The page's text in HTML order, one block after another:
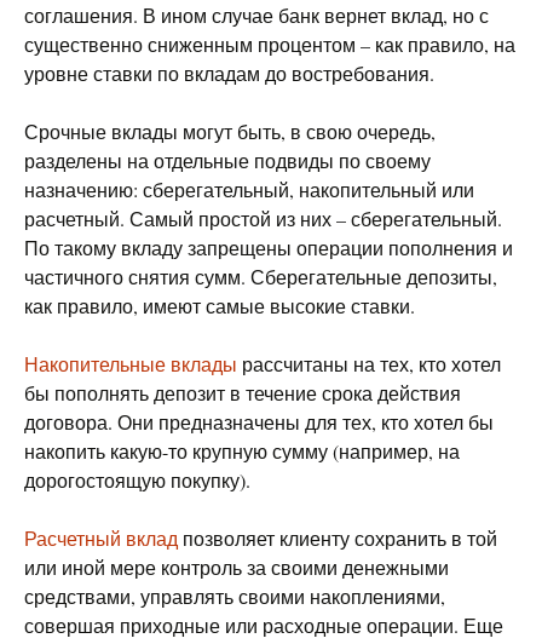
соглашения. В ином случае банк вернет вклад, но с
существенно сниженным процентом – как правило, на
уровне ставки по вкладам до востребования.
Срочные вклады могут быть, в свою очередь,
разделены на отдельные подвиды по своему
назначению: сберегательный, накопительный или
расчетный. Самый простой из них – сберегательный.
По такому вкладу запрещены операции пополнения и
частичного снятия сумм. Сберегательные депозиты,
как правило, имеют самые высокие ставки.
Накопительные вклады рассчитаны на тех, кто хотел
бы пополнять депозит в течение срока действия
договора. Они предназначены для тех, кто хотел бы
накопить какую-то крупную сумму (например, на
дорогостоящую покупку).
Расчетный вклад позволяет клиенту сохранить в той
или иной мере контроль за своими денежными
средствами, управлять своими накоплениями,
совершая приходные или расходные операции. Еще